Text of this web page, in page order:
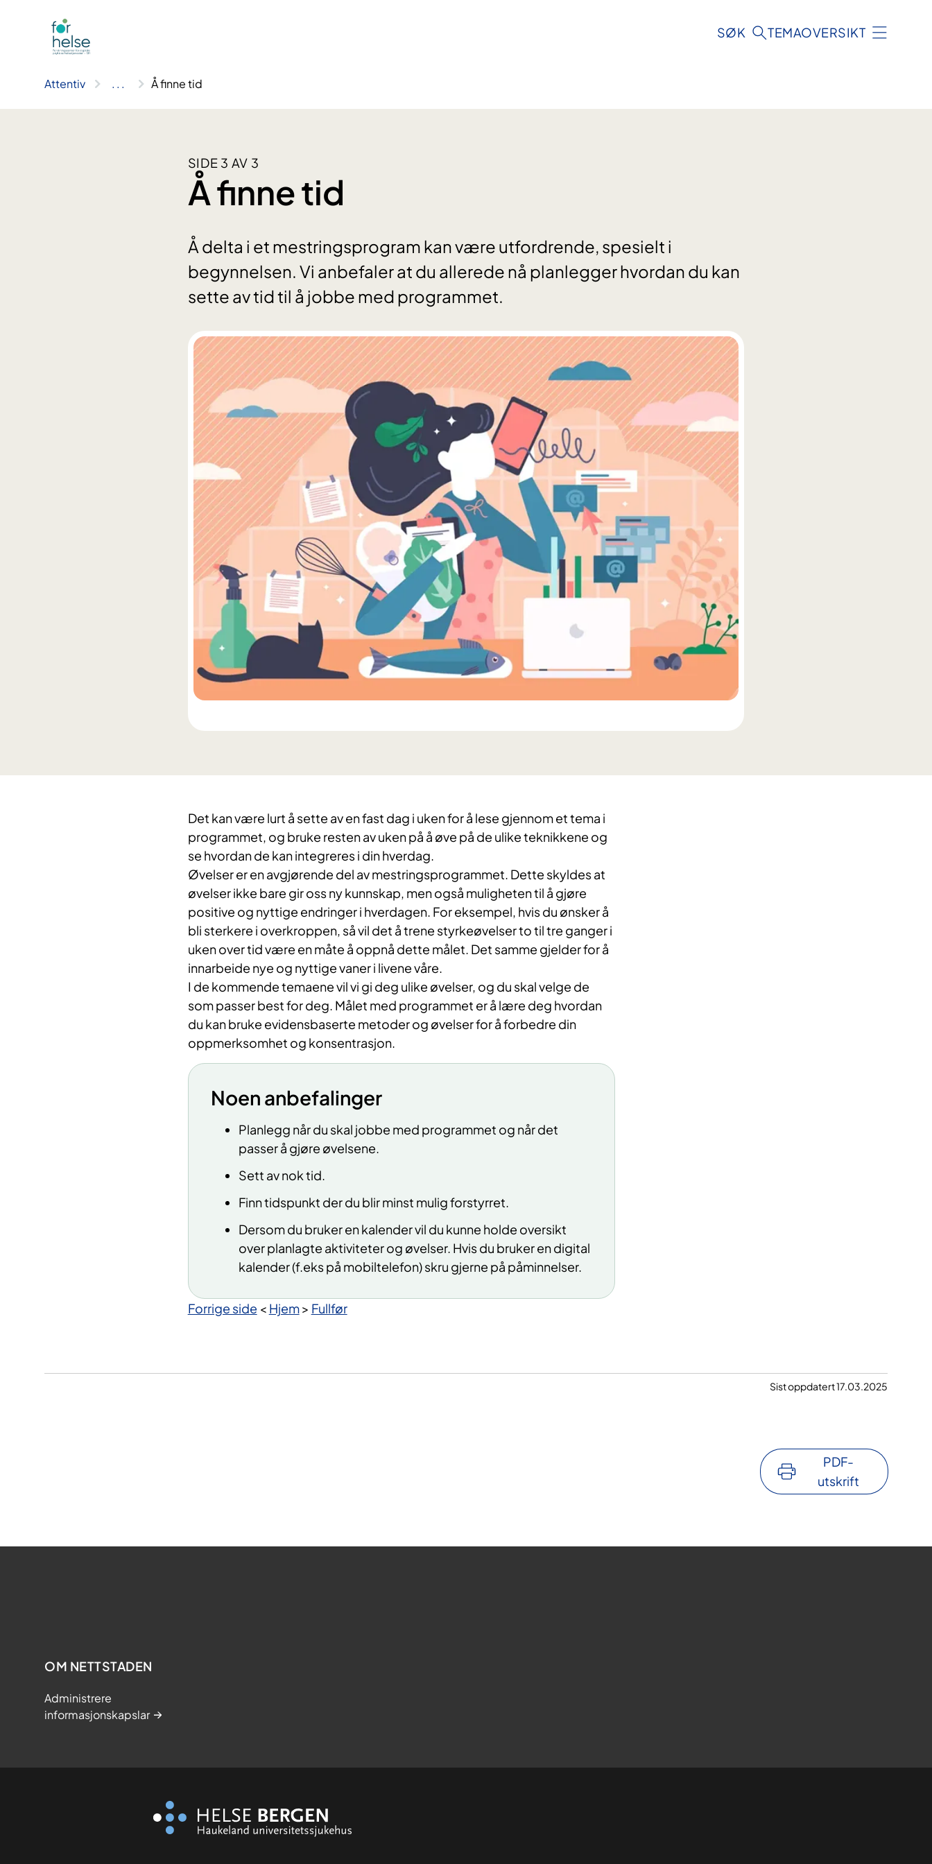
SØK TEMAOVERSIKT
Attentiv .. . Å finne tid
SIDE 3 AV 3
Å finne tid
Å delta i et mestringsprogram kan være utfordrende, spesielt i
begynnelsen. Vi anbefaler at du allerede nå planlegger hvordan du kan
sette av tid til å jobbe med programmet.
Det kan være lurt å sette av en fast dag i uken for å lese gjennom et tema i
programmet, og bruke resten av uken på å øve på de ulike teknikkene og
se hvordan de kan integreres i din hverdag.
Øvelser er en avgjørende del av mestringsprogrammet. Dette skyldes at
øvelser ikke bare gir oss ny kunnskap, men også muligheten til å gjøre
positive og nyttige endringer i hverdagen. For eksempel, hvis du ønsker å
bli sterkere i overkroppen, så vil det å trene styrkeøvelser to til tre ganger i
uken over tid være en måte å oppnå dette målet. Det samme gjelder for å
innarbeide nye og nyttige vaner i livene våre.
I de kommende temaene vil vi gi deg ulike øvelser, og du skal velge de
som passer best for deg. Målet med programmet er å lære deg hvordan
du kan bruke evidensbaserte metoder og øvelser for å forbedre din
oppmerksomhet og konsentrasjon.
Noen anbefalinger
Planlegg når du skal jobbe med programmet og når det
passer å gjøre øvelsene.
Sett av nok tid.
Finn tidspunkt der du blir minst mulig forstyrret.
Dersom du bruker en kalender vil du kunne holde oversikt
over planlagte aktiviteter og øvelser. Hvis du bruker en digital
kalender (f.eks på mobiltelefon) skru gjerne på påminnelser.
Forrige side < Hjem> Fullfør
Sist oppdatert 17.03.2025
PDF-
utskrift
OM NETTSTADEN
Administrere
informasjonskapslar